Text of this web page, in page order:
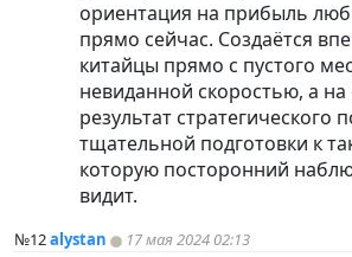
ориентация на прибыль
прямо сейчас. Создаётся
китайцы прямо с пустого
невиданной скоростью, а
результат стратегического
тщательной подготовки к
которую посторонний
видит.
№12alystan 17 мая 2024 02:13